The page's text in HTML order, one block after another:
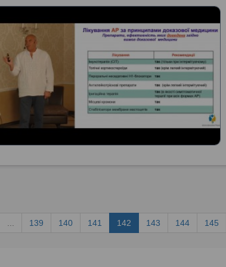
139 140 141 142 143 144 145